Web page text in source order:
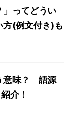
」ってどうい
(例文付き)も
意味？ 語源
介！